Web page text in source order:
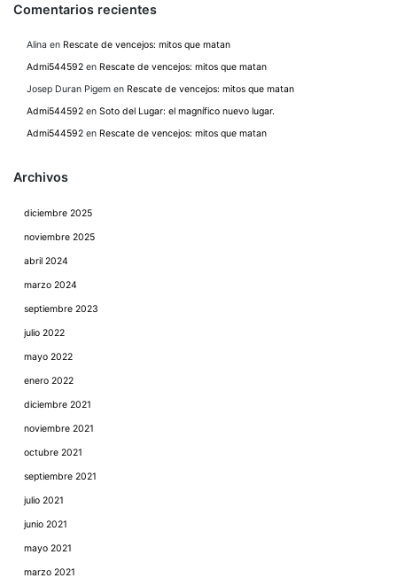
Comentarios recientes
Alina en Rescate de vencejos: mitos que matan
Admi544592 en Rescate de vencejos: mitos que matan
Josep Duran Pigem en Rescate de vencejos: mitos que matan
Admi544592 en Soto del Lugar: el magnífico nuevo lugar.
Admi544592 en Rescate de vencejos: mitos que matan
Archivos
diciembre 2025
noviembre 2025
abril 2024
marzo 2024
septiembre 2023
julio 2022
mayo 2022
enero 2022
diciembre 2021
noviembre 2021
octubre 2021
septiembre 2021
julio 2021
junio 2021
mayo 2021
marzo 2021